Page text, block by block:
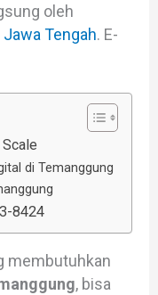
oleh
Tengah. E-
di Temanggung
8424
membutuhkan
, bisa